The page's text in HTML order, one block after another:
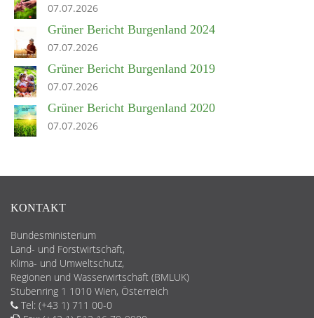
07.07.2026
Grüner Bericht Burgenland 2024
07.07.2026
Grüner Bericht Burgenland 2019
07.07.2026
Grüner Bericht Burgenland 2020
07.07.2026
KONTAKT
Bundesministerium
Land- und Forstwirtschaft,
Klima- und Umweltschutz,
Regionen und Wasserwirtschaft (BMLUK)
Stubenring 1 1010 Wien, Österreich
Tel: (+43 1) 711 00-0